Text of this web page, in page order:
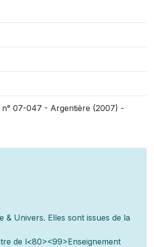
n° 07-047 - Argentière (2007) -
& Univers. Elles sont issues de la
re de l<80><99>Enseignement